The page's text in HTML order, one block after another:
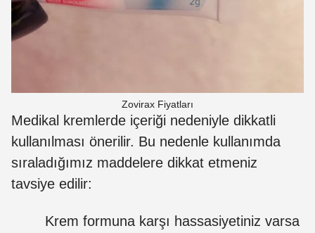
Zovirax Fiyatları
Medikal kremlerde içeriği nedeniyle dikkatli
kullanılması önerilir. Bu nedenle kullanımda
sıraladığımız maddelere dikkat etmeniz
tavsiye edilir:
Krem formuna karşı hassasiyetiniz varsa